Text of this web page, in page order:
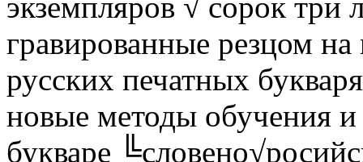
гравированные резцом
русских печатных
новые методы обучения
букваре